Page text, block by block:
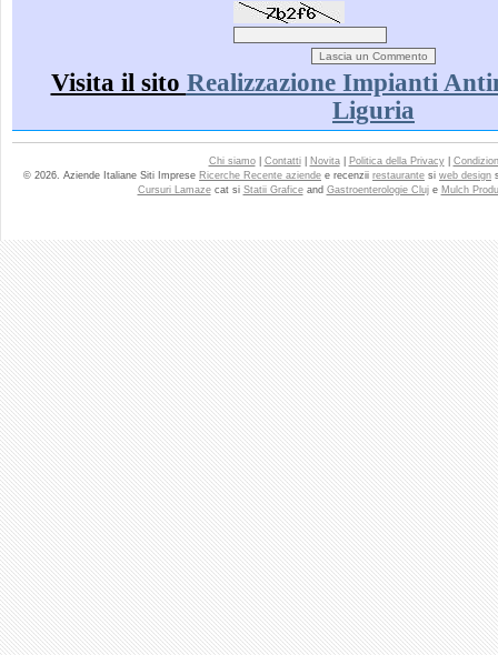
Visita il sito Realizzazione Impianti
Liguria
Chi siamo| Contatti| Novita| Politica della Privacy|
© 2026. Aziende Italiane Siti Imprese Ricerche Recente aziende e recenzii restaurante si web design
Cursuri Lamazecat si Statii Graficeand Gastroenterologie Cluje Mulch